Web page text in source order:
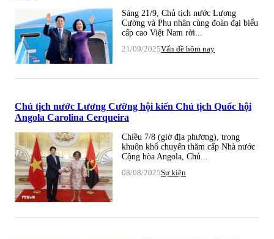
Sáng 21/9, Chủ tịch nước Lương
Cường và Phu nhân cùng đoàn đại biểu
cấp cao Việt Nam rời...
21/09/2025Vấn đề hôm nay
Chủ tịch nước Lương Cường hội kiến Chủ tịch Quốc hội
Angola Carolina Cerqueira
Chiều 7/8 (giờ địa phương), trong
khuôn khổ chuyến thăm cấp Nhà nước
Cộng hòa Angola, Chủ...
08/08/2025Sự kiện